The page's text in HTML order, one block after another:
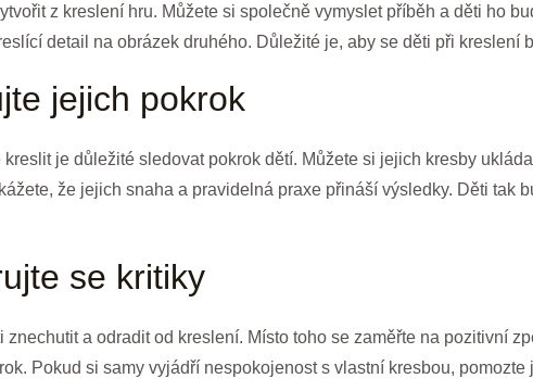
z kreslení hru. Můžete si společně vymyslet příběh a děti ho
detail na obrázek druhého. Důležité je, aby se děti při kreslení
jejich pokrok
kreslit je důležité sledovat pokrok dětí. Můžete si jejich kresby
že jejich snaha a pravidelná praxe přináší výsledky. Děti tak
se kritiky
znechutit a odradit od kreslení. Místo toho se zaměřte na pozitivní
Pokud si samy vyjádří nespokojenost s vlastní kresbou,